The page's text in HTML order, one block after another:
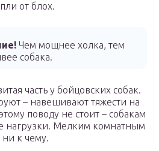
от блох.
Чем мощнее холка, тем
собака.
часть у бойцовских собак.
– навешивают тяжести на
поводу не стоит – собакам
нагрузки. Мелким комнатным
ни к чему.